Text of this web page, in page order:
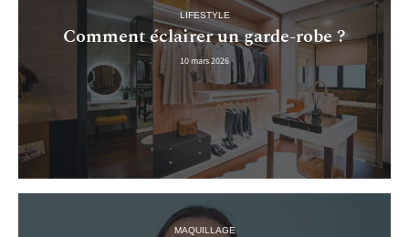
LIFESTYLE
Comment éclairer un garde-robe ?
10 mars 2026
MAQUILLAGE